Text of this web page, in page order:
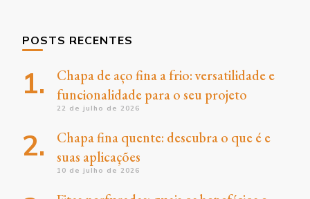
POSTS RECENTES
Chapa de aço fina a frio: versatilidade e
funcionalidade para o seu projeto
22 de julho de 2026
Chapa fina quente: descubra o que é e
suas aplicações
10 de julho de 2026